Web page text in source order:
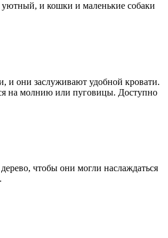
и кошки и маленькие собаки
они заслуживают удобной кровати.
на молнию или пуговицы. Доступно
чтобы они могли наслаждаться